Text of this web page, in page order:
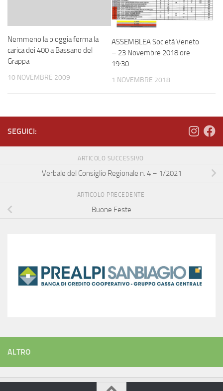
Nemmeno la pioggia ferma la
carica dei 400 a Bassano del
Grappa
10 NOVEMBRE 2009
ASSEMBLEA Società Veneto
– 23 Novembre 2018 ore
19:30
1 NOVEMBRE 2018
SEGUICI:
ARTICOLO SUCCESSIVO
Verbale del Consiglio Regionale n. 4 – 1/2021
ARTICOLO PRECEDENTE
Buone Feste
ALTRO